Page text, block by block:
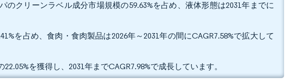
のクリーンラベル成分市場規模の59.63%を占め、液体形態は2031年までに
を占め、食肉・食肉製品は2026年～2031年の間にCAGR7.58%で拡大して
を獲得し、2031年までCAGR7.98%で成長しています。